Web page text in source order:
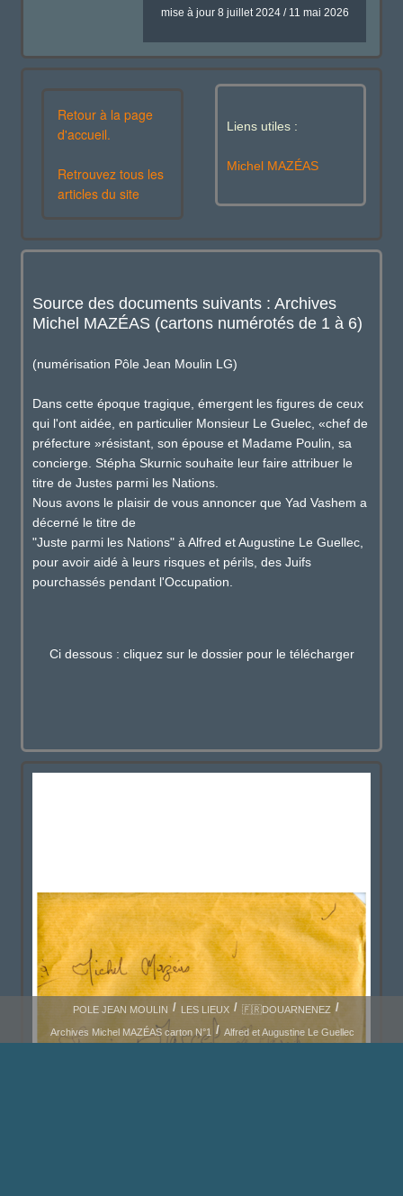
mise à jour 8 juillet 2024 / 11 mai 2026
Retour à la page
d'accueil.
Retrouvez tous les
articles du site
Liens utiles :
Michel MAZÉAS
Source des documents suivants : Archives
Michel MAZÉAS (cartons numérotés de 1 à 6)
(numérisation Pôle Jean Moulin LG)
Dans cette époque tragique, émergent les figures de ceux
qui l'ont aidée, en particulier Monsieur Le Guelec, «chef de
préfecture »résistant, son épouse et Madame Poulin, sa
concierge. Stépha Skurnic souhaite leur faire attribuer le
titre de Justes parmi les Nations.
Nous avons le plaisir de vous annoncer que Yad Vashem a
décerné le titre de
"Juste parmi les Nations" à Alfred et Augustine Le Guellec,
pour avoir aidé à leurs risques et périls, des Juifs
pourchassés pendant l'Occupation.
Ci dessous : cliquez sur le dossier pour le télécharger
POLE JEAN MOULIN LES LIEUX 🇫🇷DOUARNENEZ
Archives Michel MAZÉAS carton N°1 Alfred et Augustine Le Guellec